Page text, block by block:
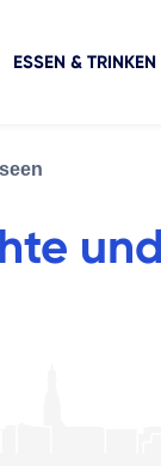
ESSEN & TRINKEN
und